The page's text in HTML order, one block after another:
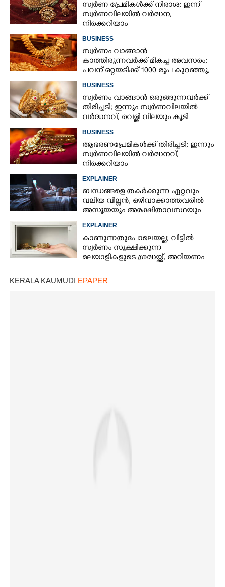
സ്വർണ പ്രേമികൾക്ക് നിരാശ; ഇന്ന്
സ്വർണവിലയിൽ വർദ്ധന,
നിരക്കറിയാം
BUSINESS
സ്വർണം വാങ്ങാൻ
കാത്തിരുന്നവർക്ക് മികച്ച അവസരം;
പവന് ഒറ്റയടിക്ക് 1000 രൂപ കുറഞ്ഞു,
നിരക്കറിയാം
BUSINESS
സ്വർണം വാങ്ങാൻ ഒരുങ്ങുന്നവർക്ക്
തിരിച്ചടി; ഇന്നും സ്വർണവിലയിൽ
വർദ്ധനവ്, വെള്ളി വിലയും കൂടി
BUSINESS
ആഭരണപ്രേമികൾക്ക് തിരിച്ചടി; ഇന്നും
സ്വർണവിലയിൽ വർദ്ധനവ്,
നിരക്കറിയാം
EXPLAINER
ബന്ധങ്ങളെ തകർക്കുന്ന ഏറ്റവും
വലിയ വില്ലൻ, ഒഴിവാക്കാത്തവരിൽ
അസൂയയും അരക്ഷിതാവസ്ഥയും
കൂടും
EXPLAINER
കാണുന്നതുപോലെയല്ല; വീട്ടിൽ
സ്വർണം സൂക്ഷിക്കുന്ന
മലയാളികളുടെ ശ്രദ്ധയ്ക്ക്, അറിയണം
KERALA KAUMUDI EPAPER